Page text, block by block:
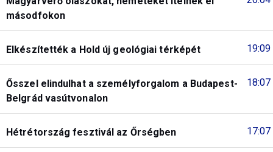
másodfokon
19:09
Elkészítették a Hold új geológiai térképét
18:07
Ősszel elindulhat a személyforgalom a Budapest-
Belgrád vasútvonalon
17:07
Hétrétország fesztivál az Őrségben